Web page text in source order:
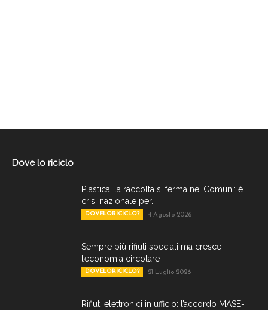
Dove lo riciclo
Plastica, la raccolta si ferma nei Comuni: è
crisi nazionale per...
DOVELORICICLO? 4 Agosto 2026
Sempre più rifiuti speciali ma cresce
l’economia circolare
DOVELORICICLO? 21 Luglio 2026
Rifiuti elettronici in ufficio: l’accordo MASE-